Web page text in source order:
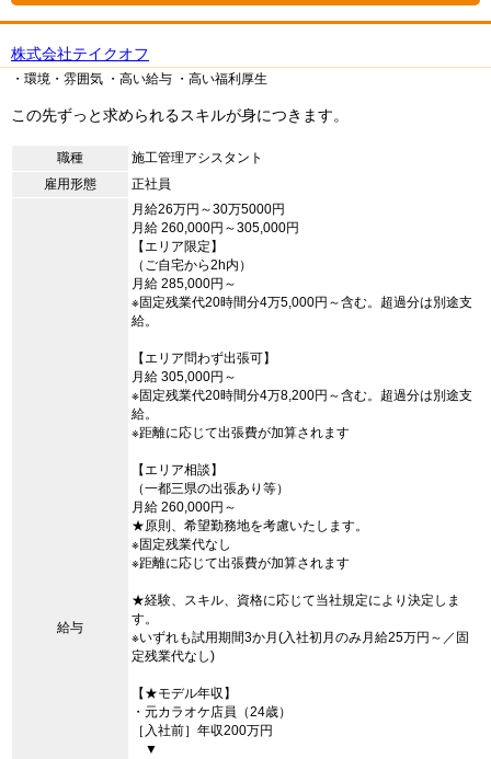
株式会社テイクオフ
・環境・雰囲気 ・高い給与 ・高い福利厚生
この先ずっと求められるスキルが身につきます。
職種
施工管理アシスタント
雇用形態
正社員
給与
月給26万円～30万5000円
月給 260,000円～305,000円
【エリア限定】
（ご自宅から2h内）
月給 285,000円～
※固定残業代20時間分4万5,000円～含む。超過分は別途支
給。
【エリア問わず出張可】
月給 305,000円～
※固定残業代20時間分4万8,200円～含む。超過分は別途支
給。
※距離に応じて出張費が加算されます
【エリア相談】
（一都三県の出張あり等）
月給 260,000円～
★原則、希望勤務地を考慮いたします。
※固定残業代なし
※距離に応じて出張費が加算されます
★経験、スキル、資格に応じて当社規定により決定しま
す。
※いずれも試用期間3か月(入社初月のみ月給25万円～／固
定残業代なし)
【★モデル年収】
・元カラオケ店員（24歳）
［入社前］年収200万円
▼